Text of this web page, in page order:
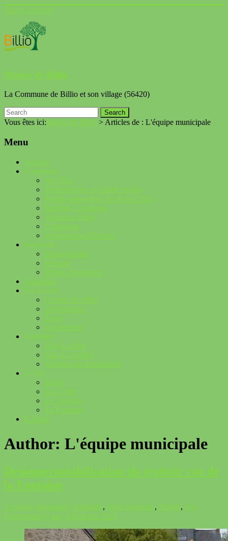
Skip to content
Mairie de Billio
La Commune de Billio et son village (56420)
Vous êtes ici:Mairie de Billio >Articles de : L'équipe municipale
Menu
Accueil
Commune
Vos Élus
Délibérations et compte-rendu
Feuille mensuelle (Archives 2022)
Bulletin Communal
Adresses Utiles
Urbanisme
Informations Diverses
Souvenirs
Démographie
Histoire
Photos Anciennes
Actualités
Vie Locale
Comité des fêtes
Associations
École
Commerces
Tourisme
Gîte La Haie
Gîte Le Galloù
Chemins de Randonnée
A Voir
Église
Les Croix
Le Calvaire
La Fontaine
Contact
Author: L'équipe municipale
Désimperméabilisation du trottoir rue de
la Fontaine
L'équipe municipale Actualités, Infos Territoire, Projets, Vie
Communale 6 mai 20266 mai 2026